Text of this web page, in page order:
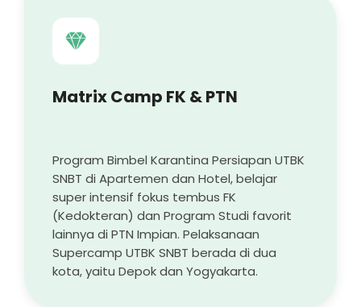
Matrix Camp FK & PTN
Program Bimbel Karantina Persiapan UTBK
SNBT di Apartemen dan Hotel, belajar
super intensif fokus tembus FK
(Kedokteran) dan Program Studi favorit
lainnya di PTN Impian. Pelaksanaan
Supercamp UTBK SNBT berada di dua
kota, yaitu Depok dan Yogyakarta.